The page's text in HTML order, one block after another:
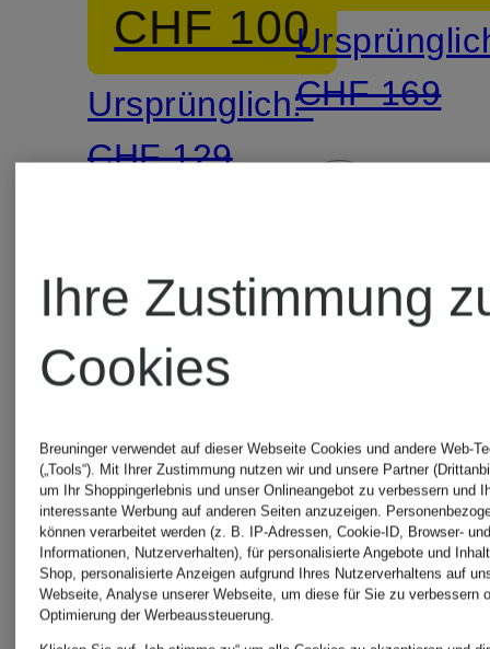
CHF 100
Ursprünglich:
CHF 129
CHF 169
Ihre Zustimmung
Cookies
Breuninger verwendet auf dieser Webseite Cookies und andere Web-
(„Tools“). Mit Ihrer Zustimmung nutzen wir und unsere Partner
um Ihr Shoppingerlebnis und unser Onlineangebot zu verbessern und
interessante Werbung auf anderen Seiten anzuzeigen.
können verarbeitet werden (z. B. IP-Adressen, Cookie-ID, Browser-
Informationen, Nutzerverhalten), für personalisierte Angebote und
Shop, personalisierte Anzeigen aufgrund Ihres Nutzerverhaltens auf
Webseite, Analyse unserer Webseite, um diese für Sie zu verbessern
Optimierung der Werbeaussteuerung.